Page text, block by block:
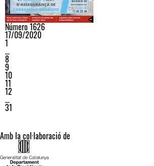
Número 1626
17/09/2020
1
…
8
9
10
11
12
…
31
Amb la col·laboració de